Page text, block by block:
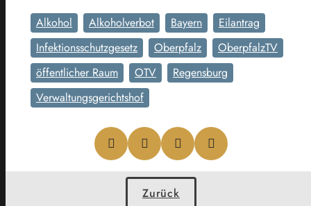
Alkohol Alkoholverbot Bayern
Eilantrag
Infektionsschutzgesetz
Oberpfalz
OberpfalzTV
öffentlicher Raum
OTV
Regensburg
Verwaltungsgerichtshof
Zurück